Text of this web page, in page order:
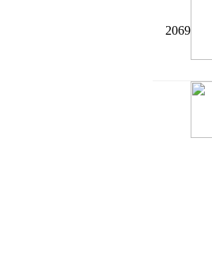
2069